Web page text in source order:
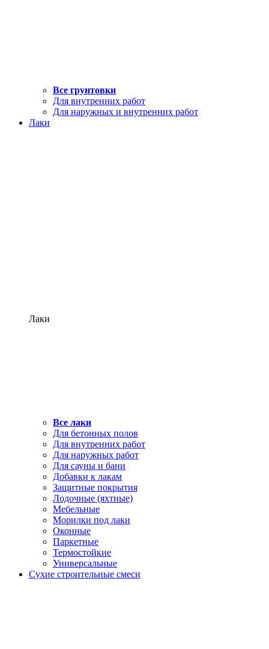
Все грунтовки
Для внутренних работ
Для наружных и внутренних работ
Лаки
Лаки
Все лаки
Для бетонных полов
Для внутренних работ
Для наружных работ
Для сауны и бани
Добавки к лакам
Защитные покрытия
Лодочные (яхтные)
Мебельные
Морилки под лаки
Оконные
Паркетные
Термостойкие
Универсальные
Сухие строительные смеси